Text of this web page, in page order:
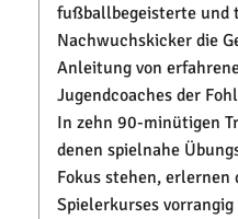
fußballbegeisterte und
Nachwuchskicker die
Anleitung von
Jugendcoaches der
In zehn 90-minütigen
denen spielnahe
Fokus stehen, erlernen
Spielerkurses